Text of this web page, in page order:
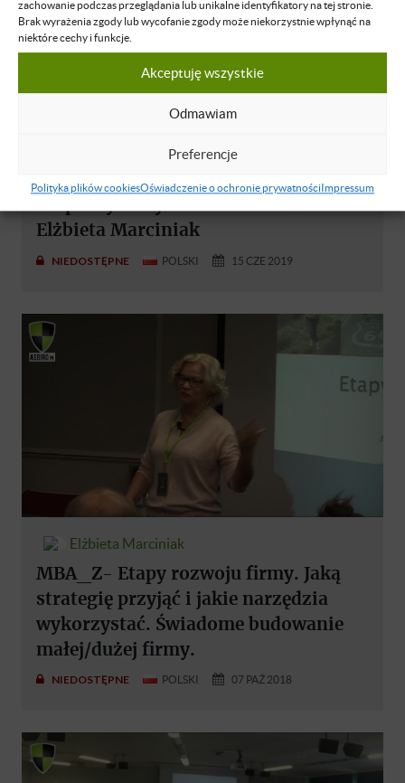
zachowanie podczas przeglądania lub unikalne identyfikatory na tej stronie.
Brak wyrażenia zgody lub wycofanie zgody może niekorzystnie wpłynąć na
niektóre cechy i funkcje.
Akceptuję wszystkie
Odmawiam
Preferencje
Polityka plików cookiesOświadczenie o ochronie prywatnościImpressum
Elżbieta Marciniak
SEM- Od jakiego etapu rozwoju firmy
Elżbieta Marciniak
NIEDOSTĘPNE POLSKI 15 CZE 2019
Elżbieta Marciniak
MBA_Z- Etapy rozwoju firmy. Jaką
strategię przyjąć i jakie narzędzia
wykorzystać. Świadome budowanie
małej/dużej firmy.
NIEDOSTĘPNE POLSKI 07 PAŹ 2018